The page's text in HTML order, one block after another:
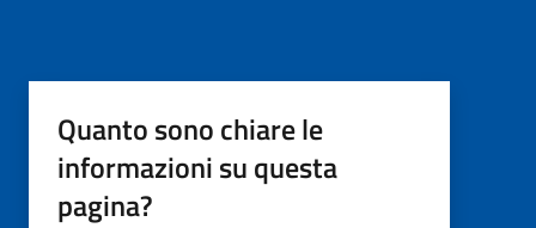
Quanto sono chiare le
informazioni su questa
pagina?